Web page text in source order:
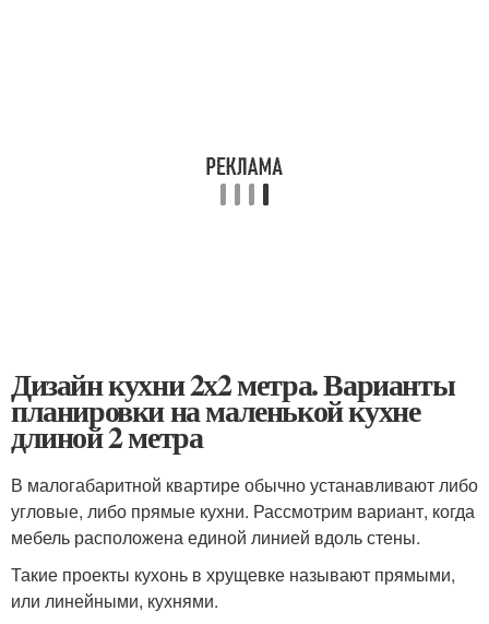
Дизайн кухни 2х2 метра. Варианты
планировки на маленькой кухне
длиной 2 метра
В малогабаритной квартире обычно устанавливают либо
угловые, либо прямые кухни. Рассмотрим вариант, когда
мебель расположена единой линией вдоль стены.
Такие проекты кухонь в хрущевке называют прямыми,
или линейными, кухнями.